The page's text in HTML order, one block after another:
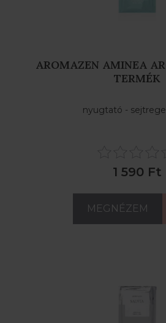
AROMAZEN AMINEA
TERMÉK
nyugtató -
1 590 Ft
MEGNÉZEM